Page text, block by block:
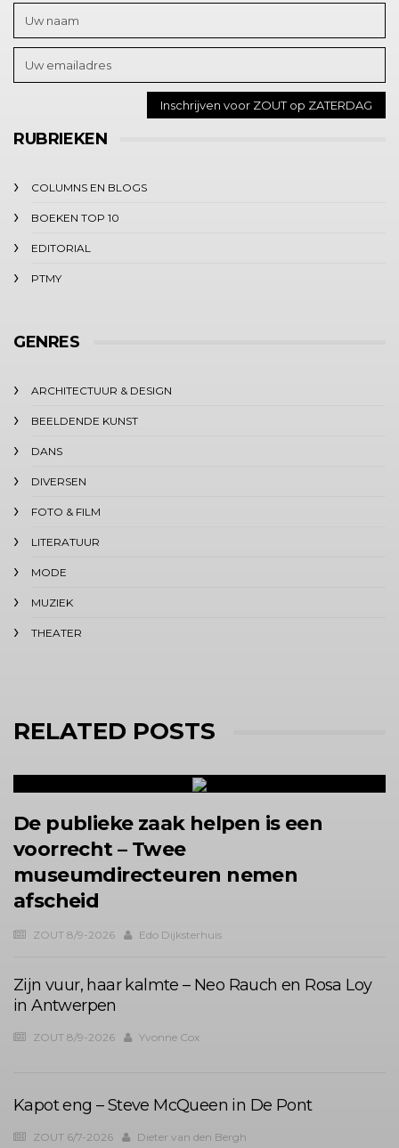
RUBRIEKEN
COLUMNS EN BLOGS
BOEKEN TOP 10
EDITORIAL
PTMY
GENRES
ARCHITECTUUR & DESIGN
BEELDENDE KUNST
DANS
DIVERSEN
FOTO & FILM
LITERATUUR
MODE
MUZIEK
THEATER
RELATED POSTS
De publieke zaak helpen is een
voorrecht – Twee
museumdirecteuren nemen
afscheid
ZOUT 8/9-2026 Edo Dijksterhuis
Zijn vuur, haar kalmte – Neo Rauch en Rosa Loy
in Antwerpen
ZOUT 8/9-2026 Yvonne Cox
Kapot eng – Steve McQueen in De Pont
ZOUT 6/7-2026 Dieter van den Bergh